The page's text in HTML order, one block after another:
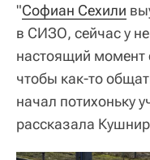
"Софиан Сехили
в СИЗО, сейчас у
настоящий момент
чтобы как-то
начал потихоньку
рассказала